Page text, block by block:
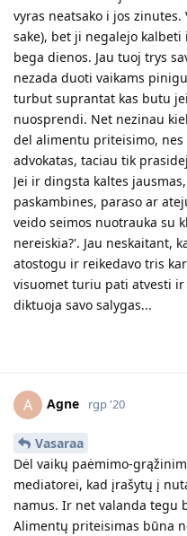
vyras neatsako i jos
sake), bet ji negalejo
bega dienos. Jau tuoj trys
nezada duoti vaikams
turbut suprantat kas butu
nuosprendi. Net nezinau
del alimentu priteisimo,
advokatas, taciau tik
Jei ir dingsta kaltes
paskambines, paraso ar
veido seimos nuotrauka su
nereiskia?'. Jau neskaitant,
atostogu ir reikedavo tris
visuomet turiu pati atvesti
diktuoja savo salygas...
A Agne rgp '20
Vasaraa
Dėl vaikų paėmimo-
mediatorei, kad įrašytų į
namus. Ir net valanda tegu
Alimentų priteisimas būna